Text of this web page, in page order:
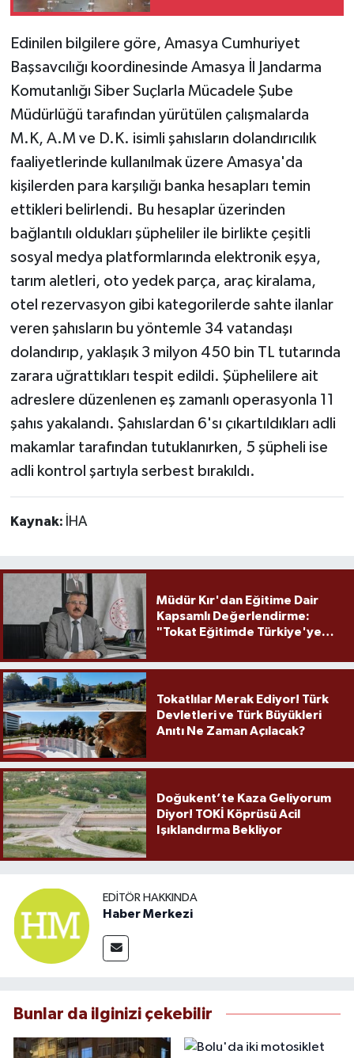
trafiğe açıldı'
Edinilen bilgilere göre, Amasya Cumhuriyet
Başsavcılığı koordinesinde Amasya İl Jandarma
Komutanlığı Siber Suçlarla Mücadele Şube
Müdürlüğü tarafından yürütülen çalışmalarda
M.K, A.M ve D.K. isimli şahısların dolandırıcılık
faaliyetlerinde kullanılmak üzere Amasya'da
kişilerden para karşılığı banka hesapları temin
ettikleri belirlendi. Bu hesaplar üzerinden
bağlantılı oldukları şüpheliler ile birlikte çeşitli
sosyal medya platformlarında elektronik eşya,
tarım aletleri, oto yedek parça, araç kiralama,
otel rezervasyon gibi kategorilerde sahte ilanlar
veren şahısların bu yöntemle 34 vatandaşı
dolandırıp, yaklaşık 3 milyon 450 bin TL tutarında
zarara uğrattıkları tespit edildi. Şüphelilere ait
adreslere düzenlenen eş zamanlı operasyonla 11
şahıs yakalandı. Şahıslardan 6'sı çıkartıldıkları adli
makamlar tarafından tutuklanırken, 5 şüpheli ise
adli kontrol şartıyla serbest bırakıldı.
Kaynak: İHA
Müdür Kır'dan Eğitime Dair
Kapsamlı Değerlendirme:
"Tokat Eğitimde Türkiye'ye
Tokatlılar Merak Ediyor! Türk
Devletleri ve Türk Büyükleri
Anıtı Ne Zaman Açılacak?
Doğukent’te Kaza Geliyorum
Diyor! TOKİ Köprüsü Acil
Işıklandırma Bekliyor
EDITÖR HAKKINDA
Haber Merkezi
Bunlar da ilginizi çekebilir